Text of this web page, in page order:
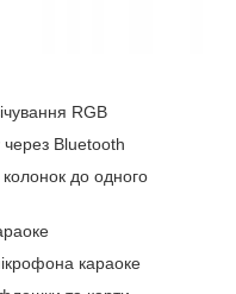
RGB
Bluetooth
до одного
караоке